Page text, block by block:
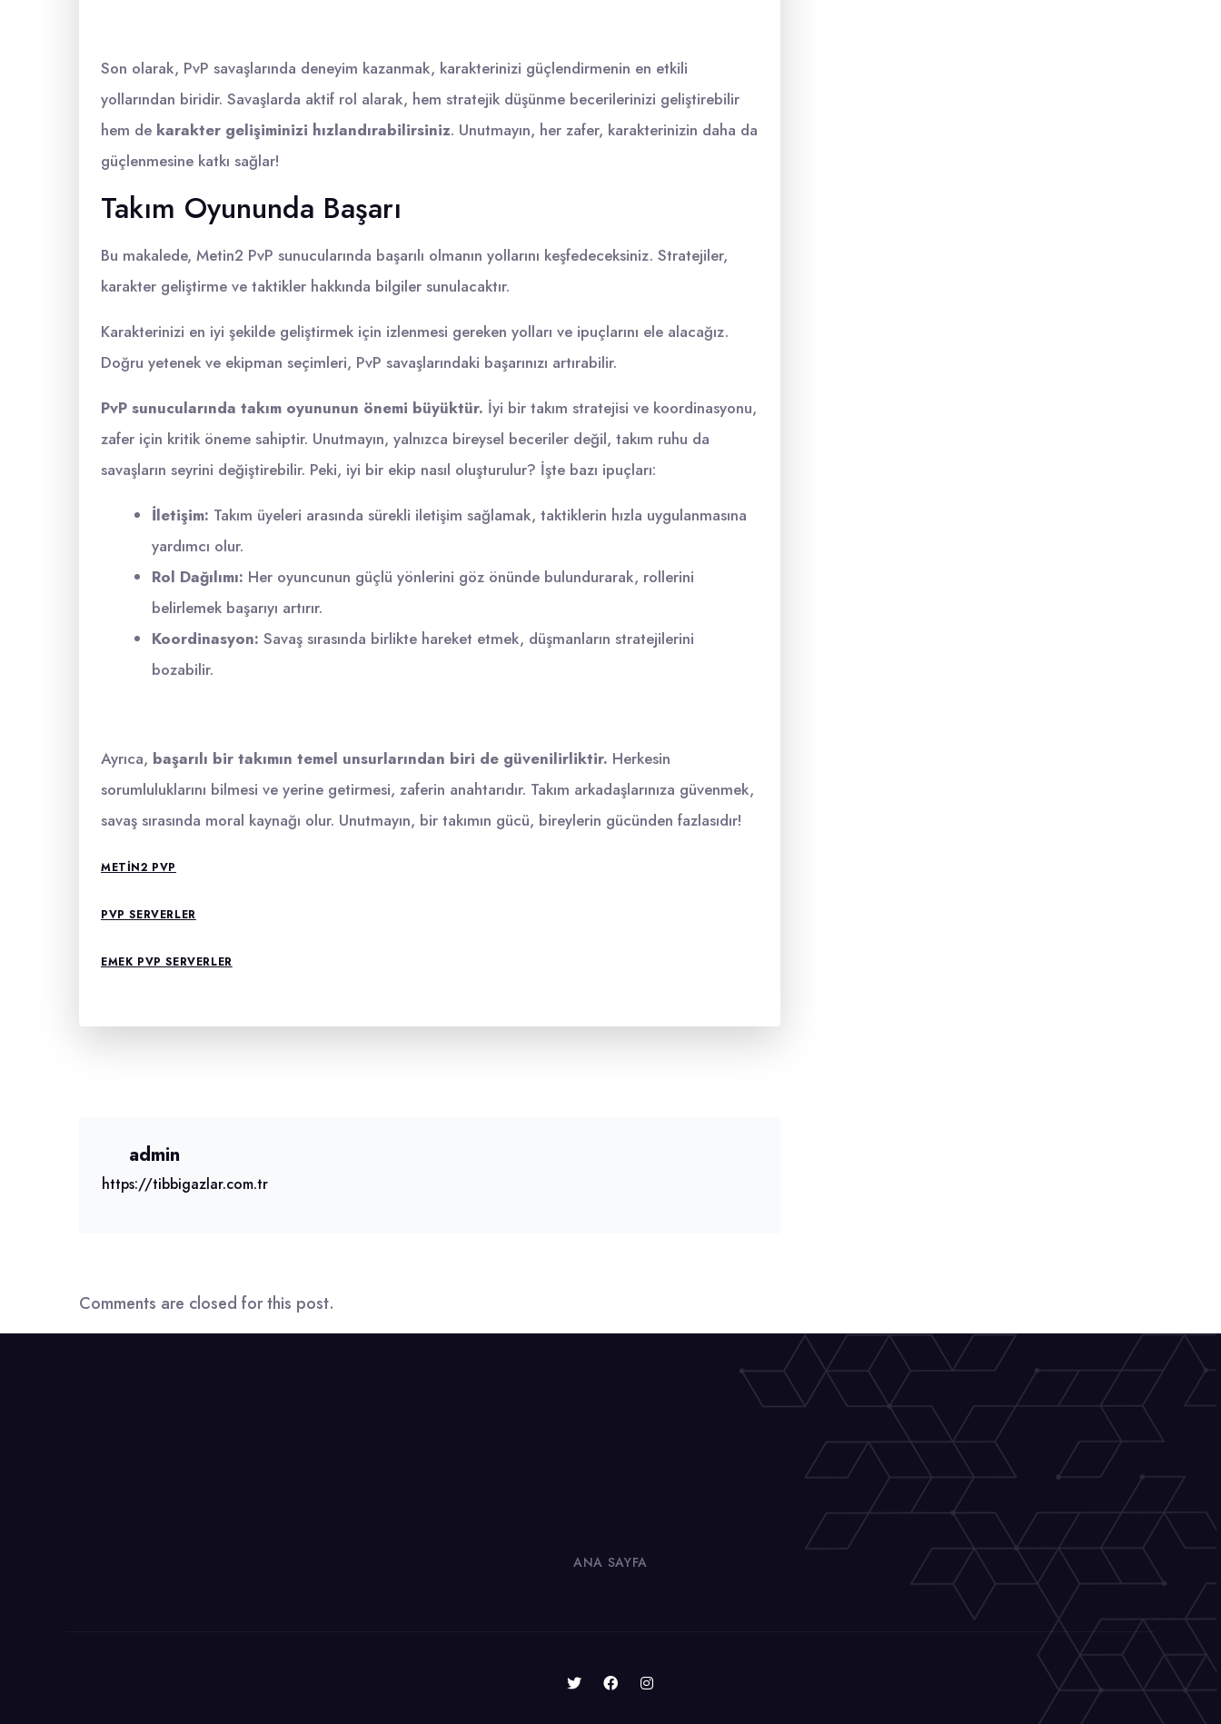
Son olarak, PvP savaşlarında deneyim kazanmak, karakterinizi güçlendirmenin en etkili
yollarından biridir. Savaşlarda aktif rol alarak, hem stratejik düşünme becerilerinizi geliştirebilir
hem de karakter gelişiminizi hızlandırabilirsiniz. Unutmayın, her zafer, karakterinizin daha da
güçlenmesine katkı sağlar!
Takım Oyununda Başarı
Bu makalede, Metin2 PvP sunucularında başarılı olmanın yollarını keşfedeceksiniz. Stratejiler,
karakter geliştirme ve taktikler hakkında bilgiler sunulacaktır.
Karakterinizi en iyi şekilde geliştirmek için izlenmesi gereken yolları ve ipuçlarını ele alacağız.
Doğru yetenek ve ekipman seçimleri, PvP savaşlarındaki başarınızı artırabilir.
PvP sunucularında takım oyununun önemi büyüktür. İyi bir takım stratejisi ve koordinasyonu,
zafer için kritik öneme sahiptir. Unutmayın, yalnızca bireysel beceriler değil, takım ruhu da
savaşların seyrini değiştirebilir. Peki, iyi bir ekip nasıl oluşturulur? İşte bazı ipuçları:
İletişim: Takım üyeleri arasında sürekli iletişim sağlamak, taktiklerin hızla uygulanmasına
yardımcı olur.
Rol Dağılımı: Her oyuncunun güçlü yönlerini göz önünde bulundurarak, rollerini
belirlemek başarıyı artırır.
Koordinasyon: Savaş sırasında birlikte hareket etmek, düşmanların stratejilerini
bozabilir.
Ayrıca, başarılı bir takımın temel unsurlarından biri de güvenilirliktir. Herkesin
sorumluluklarını bilmesi ve yerine getirmesi, zaferin anahtarıdır. Takım arkadaşlarınıza güvenmek,
savaş sırasında moral kaynağı olur. Unutmayın, bir takımın gücü, bireylerin gücünden fazlasıdır!
METIN2 PVP
PVP SERVERLER
EMEK PVP SERVERLER
admin
https://tibbigazlar.com.tr
Comments are closed for this post.
ANA SAYFA